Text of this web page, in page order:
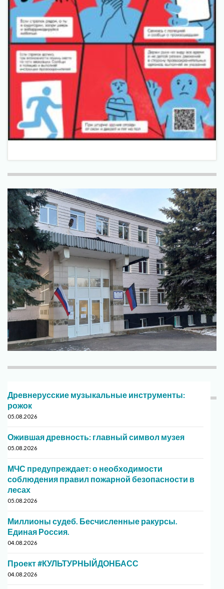
Древнерусские музыкальные инструменты:
рожок
05.08.2026
Ожившая древность: главный символ музея
05.08.2026
МЧС предупреждает: о необходимости
соблюдения правил пожарной безопасности в
лесах
05.08.2026
Миллионы судеб. Бесчисленные ракурсы.
Единая Россия.
04.08.2026
Проект #КУЛЬТУРНЫЙДОНБАСС
04.08.2026